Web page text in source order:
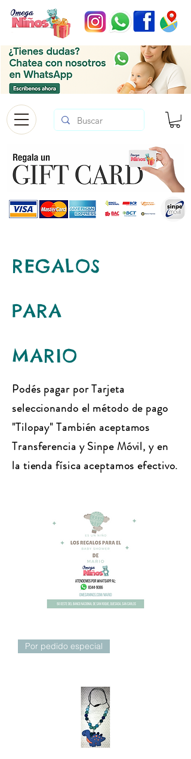
REGALOS
PARA
MARIO
Podés pagar por Tarjeta
seleccionando el método de pago
"Tilopay" También aceptamos
Transferencia y Sinpe Móvil, y en
la tienda física aceptamos efectivo.
Por pedido especial